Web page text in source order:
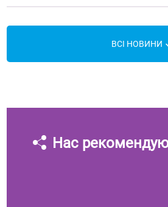
ВСІ НОВИНИ
Нас